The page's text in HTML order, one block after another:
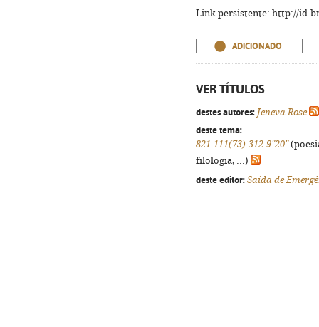
Link persistente: http://
ADICIONADO
VER TÍTULOS
destes autores: Jeneva Rose
deste tema:
821.111(73)-312.9"20"
filologia, ...)
deste editor: Saída de